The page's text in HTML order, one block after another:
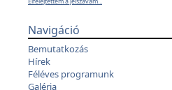
Navigáció
Bemutatkozás
Hírek
Féléves programunk
Galéria